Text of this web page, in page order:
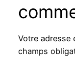
Votre adresse
champs